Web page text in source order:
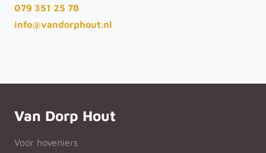
079 351 25 78
info@vandorphout.nl
Van Dorp Hout
Voor hoveniers